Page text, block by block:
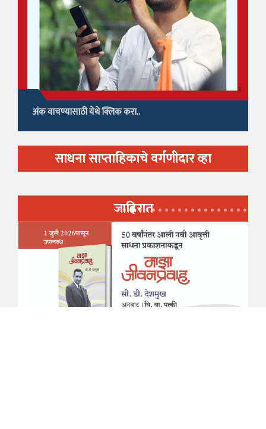
अंक वाचण्यासाठी येथे क्लिक करा..
साधना साप्ताहिकाचे वर्गणीदार व्हा
जाहिरात